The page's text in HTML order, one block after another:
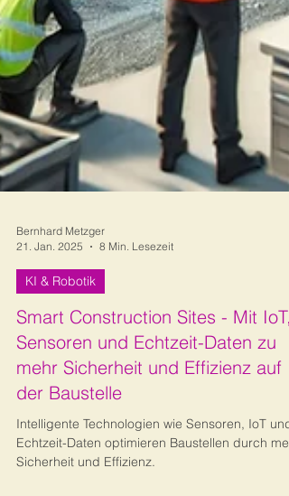
Bernhard Metzger
21. Jan. 2025
KI & Robotik
Smart Construction Sites - Mit IoT,
Sensoren und Echtzeit-Daten zu
der Baustelle
Intelligente Technologien wie Sensoren, IoT und